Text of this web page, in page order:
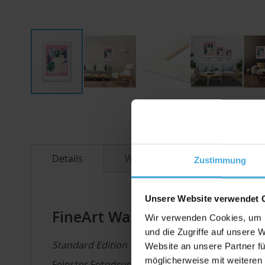
Zustimmung
Unsere Website verwendet
Wir verwenden Cookies,
und die Zugriffe auf unsere
Website an unsere Partner
möglicherweise mit
springenDetails
FineArt Wandbild mit
Standard Edition
Weitere Informationen